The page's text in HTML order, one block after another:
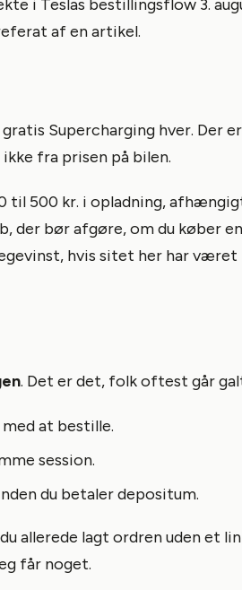
i Teslas bestillingsflow 3.
af en artikel.
Supercharging hver. Der
fra prisen på bilen.
500 kr. i opladning,
der bør afgøre, om du køber
hvis sitet her har
. Det er det, folk oftest går
at bestille.
session.
du betaler depositum.
allerede lagt ordren uden et
får noget.